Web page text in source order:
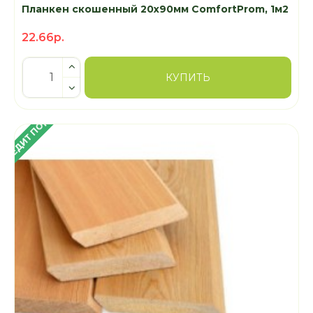
Планкен скошенный 20х90мм ComfortProm, 1м2
22.66р.
КУПИТЬ
ПОД 4%